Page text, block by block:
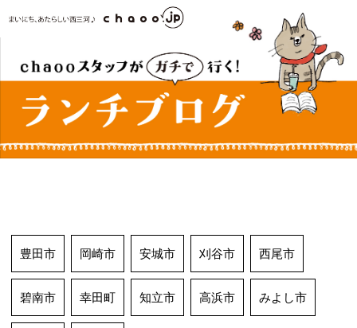
キ
豊田市 岡崎市 安城市 刈谷市 西尾市
碧南市 幸田町 知立市 高浜市 みよし市